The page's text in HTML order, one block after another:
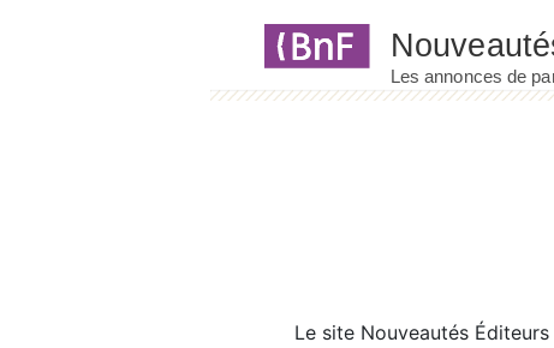
Le site Nouveautés Éditeurs